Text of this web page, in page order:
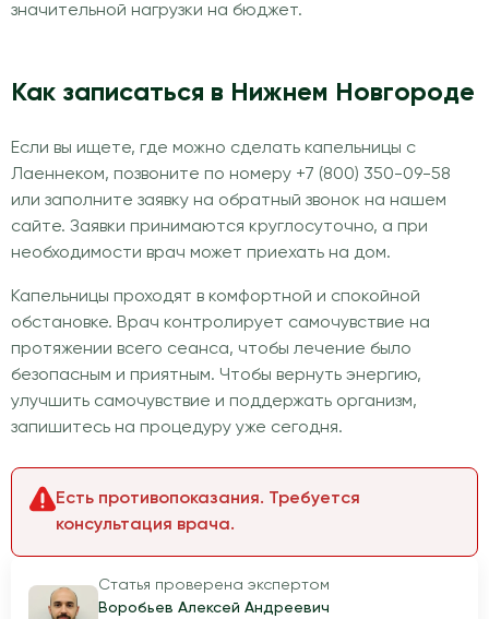
значительной нагрузки на бюджет.
Как записаться в Нижнем Новгороде
Если вы ищете, где можно сделать капельницы с
Лаеннеком, позвоните по номеру +7 (800) 350-09-58
или заполните заявку на обратный звонок на нашем
сайте. Заявки принимаются круглосуточно, а при
необходимости врач может приехать на дом.
Капельницы проходят в комфортной и спокойной
обстановке. Врач контролирует самочувствие на
протяжении всего сеанса, чтобы лечение было
безопасным и приятным. Чтобы вернуть энергию,
улучшить самочувствие и поддержать организм,
запишитесь на процедуру уже сегодня.
Статья проверена экспертом
Воробьев Алексей Андреевич
Есть противопоказания. Требуется
консультация врача.